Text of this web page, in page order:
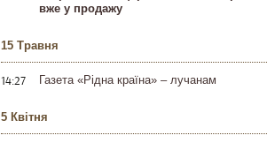
вже у продажу
15 Травня
14:27 Газета «Рідна країна» – лучанам
5 Квітня